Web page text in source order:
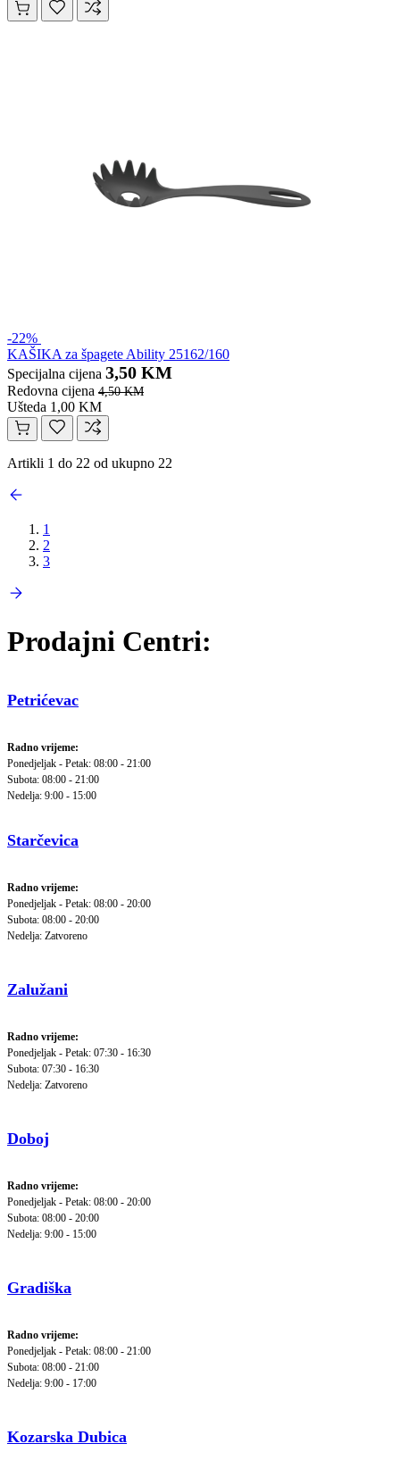
-22%
KAŠIKA za špagete Ability 25162/160
Specijalna cijena 3,50 KM
Redovna cijena 4,50 KM
Ušteda 1,00 KM
Artikli 1 do 22 od ukupno 22
1
2
3
Prodajni Centri:
Petrićevac
Radno vrijeme:
Ponedjeljak - Petak: 08:00 - 21:00
Subota: 08:00 - 21:00
Nedelja: 9:00 - 15:00
Starčevica
Radno vrijeme:
Ponedjeljak - Petak: 08:00 - 20:00
Subota: 08:00 - 20:00
Nedelja: Zatvoreno
Zalužani
Radno vrijeme:
Ponedjeljak - Petak: 07:30 - 16:30
Subota: 07:30 - 16:30
Nedelja: Zatvoreno
Doboj
Radno vrijeme:
Ponedjeljak - Petak: 08:00 - 20:00
Subota: 08:00 - 20:00
Nedelja: 9:00 - 15:00
Gradiška
Radno vrijeme:
Ponedjeljak - Petak: 08:00 - 21:00
Subota: 08:00 - 21:00
Nedelja: 9:00 - 17:00
Kozarska Dubica